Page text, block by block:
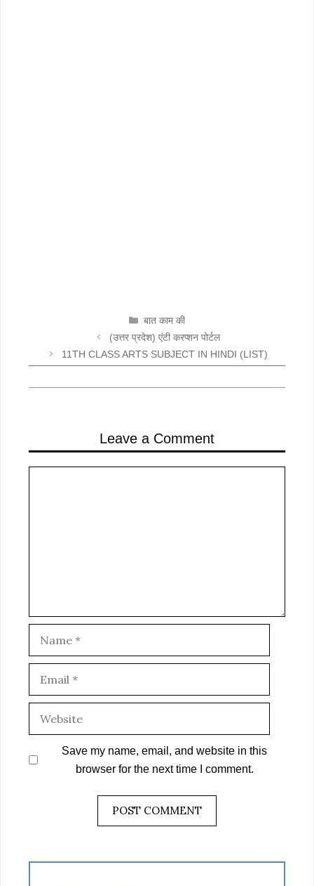
CATEGORIES
बात काम की
(उत्तर प्रदेश) एंटी करप्शन पोर्टल
11TH CLASS ARTS SUBJECT IN HINDI (LIST)
Leave a Comment
Save my name, email, and website in this
browser for the next time I comment.